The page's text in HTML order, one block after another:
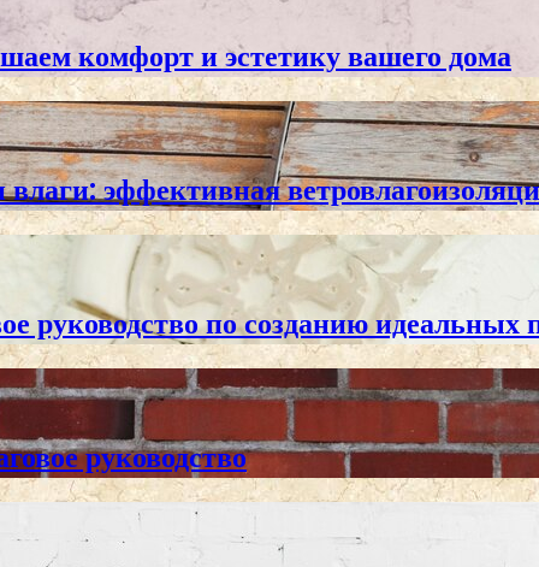
комфорт и эстетику вашего дома
эффективная
руководство по созданию идеальных
руководство